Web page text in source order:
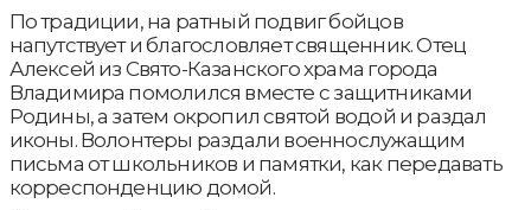
По традиции, на ратный подвиг бойцов
напутствует и благословляет священник. Отец
Алексей из Свято-Казанского храма города
Владимира помолился вместе с защитниками
Родины, а затем окропил святой водой и раздал
иконы. Волонтеры раздали военнослужащим
письма от школьников и памятки, как передавать
корреспонденцию домой.